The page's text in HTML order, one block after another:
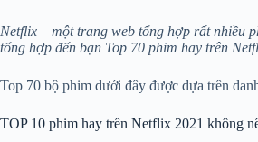
Netflix – một trang web tổng hợp rất nhiều
tổng hợp đến bạn Top 70 phim hay trên
Top 70 bộ phim dưới đây được dựa trên
TOP 10 phim hay trên Netflix 2021 không